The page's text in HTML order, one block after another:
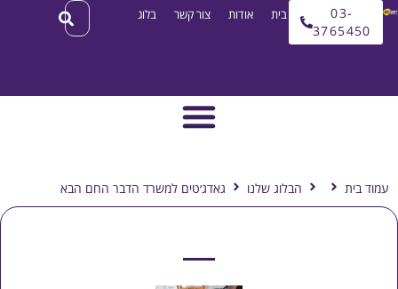
עמוד בית אודות צור קשר בלוג
הבלוג שלנו גאדג׳טים למשרד הדבר החם הבא